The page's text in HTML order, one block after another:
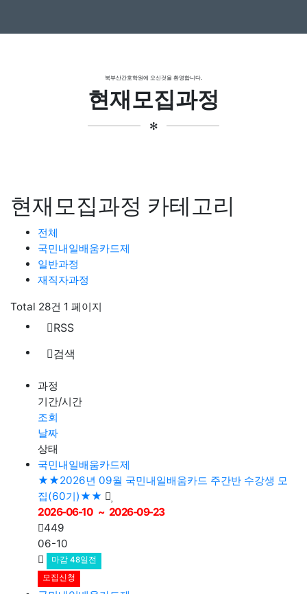
북부산간호학원에 오신것을 환영합니다.
현재모집과정
✻
현재모집과정 카테고리
전체
국민내일배움카드제
일반과정
재직자과정
Total 28건 1 페이지
RSS
검색
과정
기간/시간
조회
날짜
상태
국민내일배움카드제
★★2026년 09월 국민내일배움카드 주간반 수강생 모
집(60기)★★
449
06-10
마감 48일전
모집신청
국민내일배움카드제